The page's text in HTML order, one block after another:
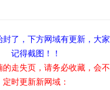
封了，下方网域有更新，大家
记得截图！！
走失页，请务必收藏，会不
定时更新新网域：